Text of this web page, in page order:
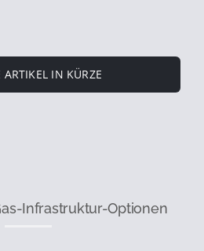
ARTIKEL IN KÜRZE
Infrastruktur-Optionen